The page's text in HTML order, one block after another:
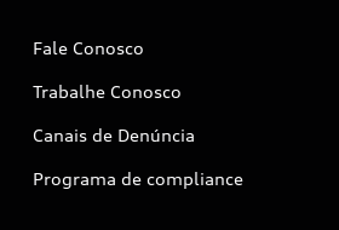
Fale Conosco
Trabalhe Conosco
Canais de Denúncia
Programa de compliance